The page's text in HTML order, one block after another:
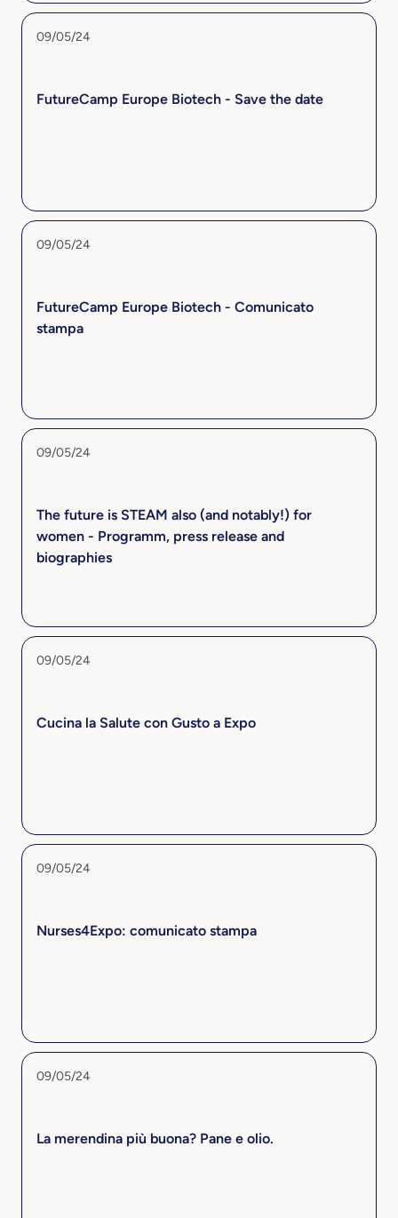
09/05/24
FutureCamp Europe Biotech - Save the date
09/05/24
FutureCamp Europe Biotech - Comunicato
stampa
09/05/24
The future is STEAM also (and notably!) for
women - Programm, press release and
biographies
09/05/24
Cucina la Salute con Gusto a Expo
09/05/24
Nurses4Expo: comunicato stampa
09/05/24
La merendina più buona? Pane e olio.